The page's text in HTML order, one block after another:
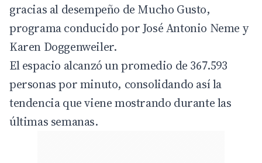
gracias al desempeño de Mucho Gusto,
programa conducido por José Antonio Neme y
Karen Doggenweiler.
El espacio alcanzó un promedio de 367.593
personas por minuto, consolidando así la
tendencia que viene mostrando durante las
últimas semanas.